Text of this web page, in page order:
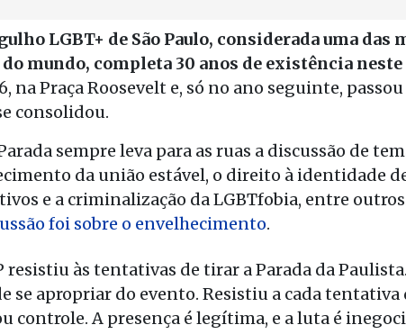
LGBT+ de São Paulo, considerada uma
mundo, completa 30 anos de existência neste
na Praça Roosevelt e, só no ano seguinte,
consolidou.
sempre leva para as ruas a discussão de
da união estável, o direito à identidade
e a criminalização da LGBTfobia, entre
foi sobre o envelhecimento.
resistiu às tentativas de tirar a Parada da
se apropriar do evento. Resistiu a cada
controle. A presença é legítima, e a luta é